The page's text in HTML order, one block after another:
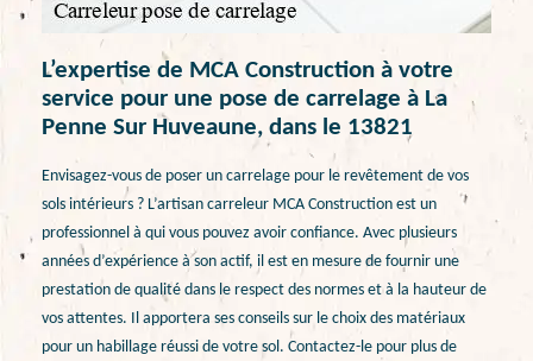
L’expertise de MCA Construction à votre
service pour une pose de carrelage à La
Penne Sur Huveaune, dans le 13821
Envisagez-vous de poser un carrelage pour le revêtement de vos
sols intérieurs ? L’artisan carreleur MCA Construction est un
professionnel à qui vous pouvez avoir confiance. Avec plusieurs
années d’expérience à son actif, il est en mesure de fournir une
prestation de qualité dans le respect des normes et à la hauteur de
vos attentes. Il apportera ses conseils sur le choix des matériaux
pour un habillage réussi de votre sol. Contactez-le pour plus de